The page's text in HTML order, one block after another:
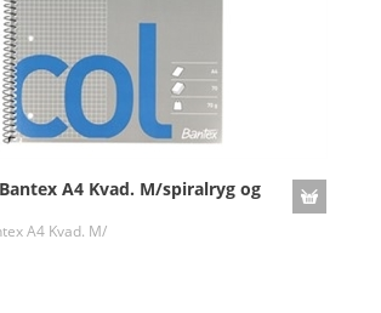
A4 Kvad. M/spiralryg og
A4 Kvad. M/